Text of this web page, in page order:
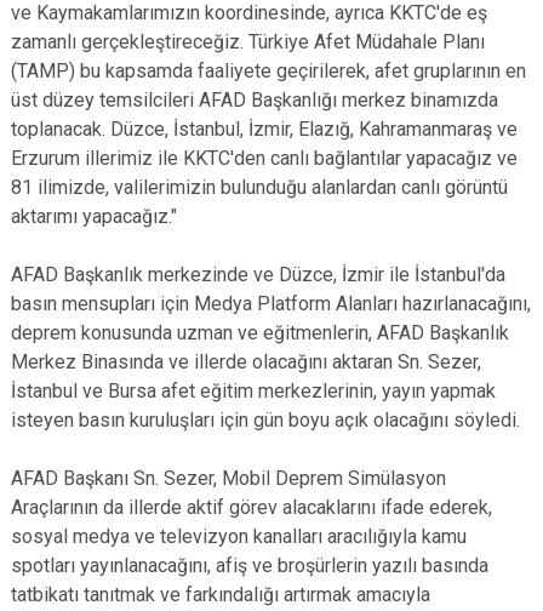
ve Kaymakamlarımızın koordinesinde, ayrıca KKTC'de eş
zamanlı gerçekleştireceğiz. Türkiye Afet Müdahale Planı
(TAMP) bu kapsamda faaliyete geçirilerek, afet gruplarının en
üst düzey temsilcileri AFAD Başkanlığı merkez binamızda
toplanacak. Düzce, İstanbul, İzmir, Elazığ, Kahramanmaraş ve
Erzurum illerimiz ile KKTC'den canlı bağlantılar yapacağız ve
81 ilimizde, valilerimizin bulunduğu alanlardan canlı görüntü
aktarımı yapacağız."
AFAD Başkanlık merkezinde ve Düzce, İzmir ile İstanbul'da
basın mensupları için Medya Platform Alanları hazırlanacağını,
deprem konusunda uzman ve eğitmenlerin, AFAD Başkanlık
Merkez Binasında ve illerde olacağını aktaran Sn. Sezer,
İstanbul ve Bursa afet eğitim merkezlerinin, yayın yapmak
isteyen basın kuruluşları için gün boyu açık olacağını söyledi.
AFAD Başkanı Sn. Sezer, Mobil Deprem Simülasyon
Araçlarının da illerde aktif görev alacaklarını ifade ederek,
sosyal medya ve televizyon kanalları aracılığıyla kamu
spotları yayınlanacağını, afiş ve broşürlerin yazılı basında
tatbikatı tanıtmak ve farkındalığı artırmak amacıyla